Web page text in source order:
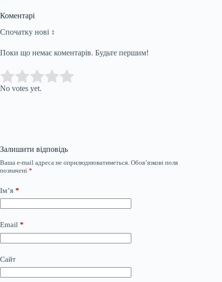
Коментарі
Спочатку нові ↕
Поки що немає коментарів. Будьте першим!
Rate this item:
No votes yet.
Залишити відповідь
Ваша e-mail адреса не оприлюднюватиметься. Обов’язкові поля
позначені *
Ім’я *
Email *
Сайт